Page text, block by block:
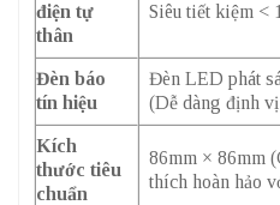
điện tự
thân
Siêu tiết kiệm <
Đèn báo
tín hiệu
Đèn LED phát
(Dễ dàng định
Kích
thước tiêu
chuẩn
86mm × 86mm
thích hoàn hảo